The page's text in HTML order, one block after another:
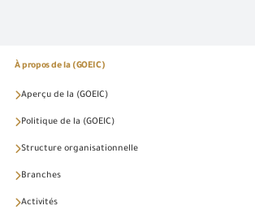
À propos de la (GOEIC)
Aperçu de la (GOEIC)
Politique de la (GOEIC)
Structure organisationnelle
Branches
Activités